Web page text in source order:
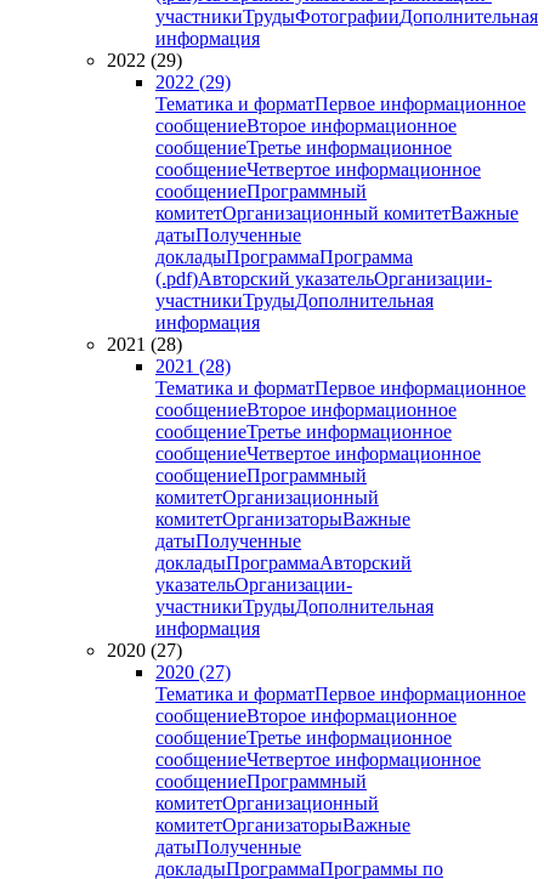
участникиТрудыФотографииДополнительная
информация
2022 (29)
2022 (29)
Тематика и форматПервое информационное
сообщениеВторое информационное
сообщениеТретье информационное
сообщениеЧетвертое информационное
сообщениеПрограммный
комитетОрганизационный комитетВажные
датыПолученные
докладыПрограммаПрограмма
(.pdf)Авторский указательОрганизации-
участникиТрудыДополнительная
информация
2021 (28)
2021 (28)
Тематика и форматПервое информационное
сообщениеВторое информационное
сообщениеТретье информационное
сообщениеЧетвертое информационное
сообщениеПрограммный
комитетОрганизационный
комитетОрганизаторыВажные
датыПолученные
докладыПрограммаАвторский
указательОрганизации-
участникиТрудыДополнительная
информация
2020 (27)
2020 (27)
Тематика и форматПервое информационное
сообщениеВторое информационное
сообщениеТретье информационное
сообщениеЧетвертое информационное
сообщениеПрограммный
комитетОрганизационный
комитетОрганизаторыВажные
датыПолученные
докладыПрограммаПрограммы по